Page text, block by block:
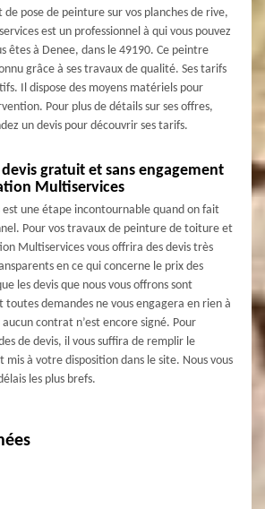
de pose de peinture sur vos planches de rive,
est un professionnel à qui vous pouvez
êtes à Denee, dans le 49190. Ce peintre
grâce à ses travaux de qualité. Ses tarifs
Il dispose des moyens matériels pour
Pour plus de détails sur ses offres,
un devis pour découvrir ses tarifs.
devis gratuit et sans engagement
Multiservices
est une étape incontournable quand on fait
Pour vos travaux de peinture de toiture et
Multiservices vous offrira des devis très
en ce qui concerne le prix des
les devis que nous vous offrons sont
demandes ne vous engagera en rien à
contrat n’est encore signé. Pour
de devis, il vous suffira de remplir le
à votre disposition dans le site. Nous vous
les plus brefs.